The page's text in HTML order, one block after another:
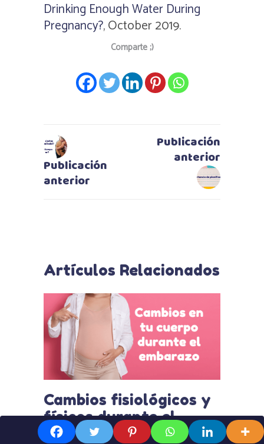
Drinking Enough Water During
Pregnancy?, October 2019.
Comparte ;)
Publicación
anterior
Publicación
anterior
Artículos Relacionados
Cambios fisiológicos y
físicos durante el
embarazo